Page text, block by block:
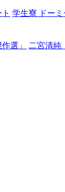
学生寮 ドー
選」
二宮清純